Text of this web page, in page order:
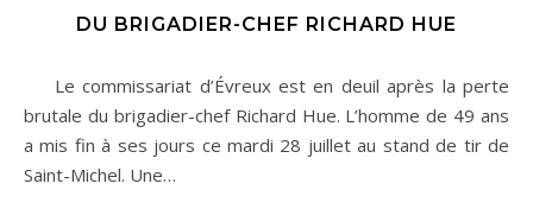
DU BRIGADIER-CHEF RICHARD HUE
Le commissariat d’Évreux est en deuil après la perte
brutale du brigadier-chef Richard Hue. L’homme de 49 ans
a mis fin à ses jours ce mardi 28 juillet au stand de tir de
Saint-Michel. Une…